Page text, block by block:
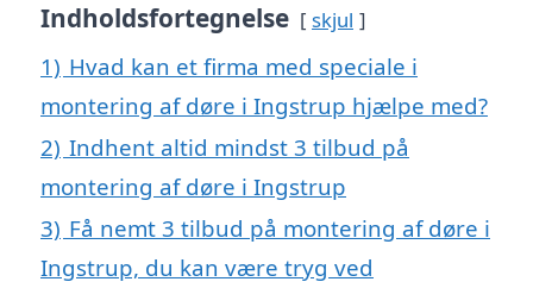
Indholdsfortegnelse skjul
1) Hvad kan et firma med speciale i
montering af døre i Ingstrup hjælpe med?
2) Indhent altid mindst 3 tilbud på
montering af døre i Ingstrup
3) Få nemt 3 tilbud på montering af døre i
Ingstrup, du kan være tryg ved